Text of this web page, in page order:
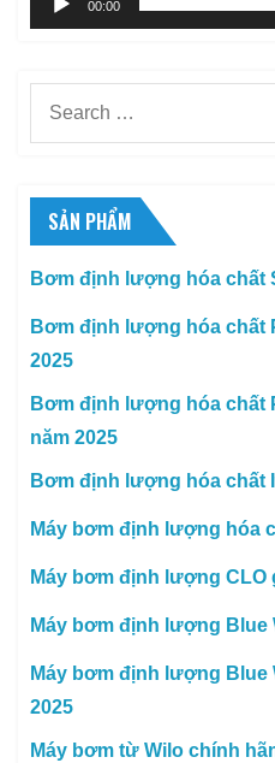
00:00
SẢN PHẨM
Bơm định lượng hóa chất
Bơm định lượng hóa chất
2025
Bơm định lượng hóa chất
năm 2025
Bơm định lượng hóa chất
Máy bơm định lượng hóa
Máy bơm định lượng CLO
Máy bơm định lượng Blue
Máy bơm định lượng Blue
2025
Máy bơm từ Wilo chính